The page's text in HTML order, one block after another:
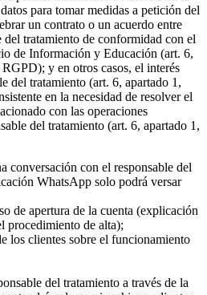
para tomar medidas a petición del
un contrato o un acuerdo entre
del tratamiento de conformidad con el
de Información y Educación (art. 6,
y en otros casos, el interés
del tratamiento (art. 6, apartado 1,
en la necesidad de resolver el
con las operaciones
del tratamiento (art. 6, apartado 1,
conversación con el responsable del
WhatsApp solo podrá versar
de apertura de la cuenta (explicación
procedimiento de alta);
los clientes sobre el funcionamiento
del tratamiento a través de la